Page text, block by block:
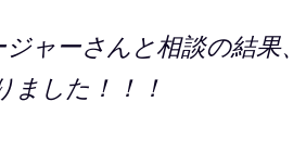
ャーさんと相談の結果、
ました！！！